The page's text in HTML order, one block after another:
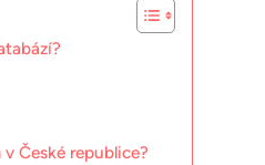
České republice?